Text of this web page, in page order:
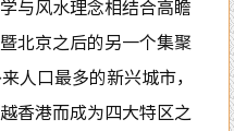
与风水理念相结合高瞻
北京之后的另一个集聚
人口最多的新兴城市，
香港而成为四大特区之